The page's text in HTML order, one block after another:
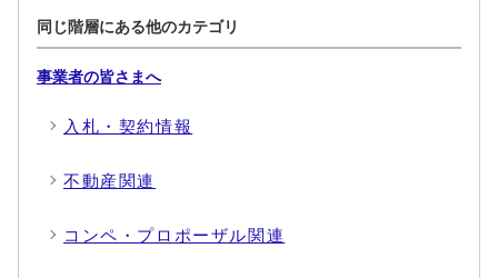
同じ階層にある他のカテゴリ
事業者の皆さまへ
入札・契約情報
不動産関連
コンペ・プロポーザル関連